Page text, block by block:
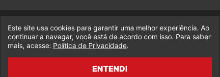
© 2017-2026 Legado da Marvel, uma empresa da Legado
Enterprises.
fabiolobo
Este site usa cookies para garantir uma melhor experiência. Ao
continuar a navegar, você está de acordo com isso. Para saber
mais, acesse: Política de Privacidade.
ENTENDI